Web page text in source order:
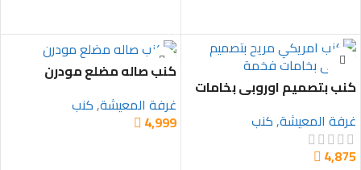
كنب بتصميم اوروبي بخامات
غرفة المعيشة,كنب
 4,875
كنب صاله مضلع مودرن
غرفة المعيشة,كنب
 4,999